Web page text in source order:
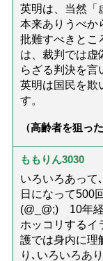
英明は、当然「
本来ありうべか
批難すべきとこ
は、裁判では
らざる判決を言
英明は国民を欺
す。
（高齢者を狙っ
ないための4つの
すい人の特徴は
ももりん3030
いろいろあって
日になって500
(@_@;) 10年
ホッコリする
護では身内に理
り､いろいろあ